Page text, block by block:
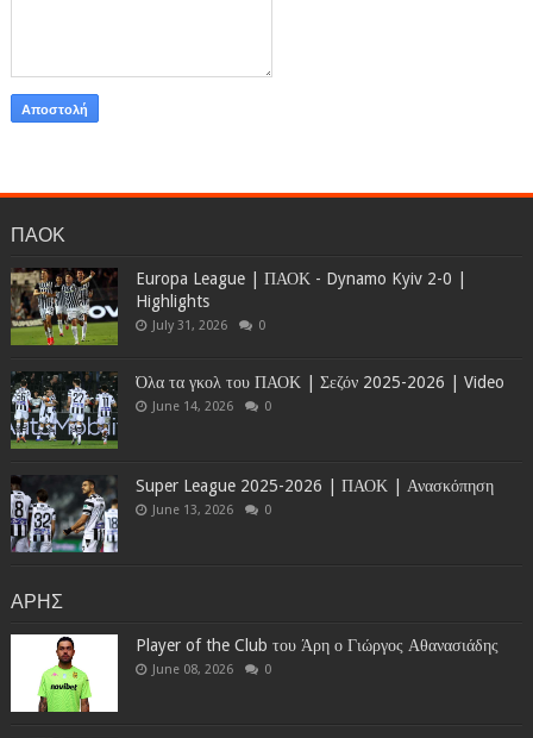
ΠΑΟΚ
Europa League | ΠΑΟΚ - Dynamo Kyiv 2-0 |
Highlights
July 31, 2026 0
Όλα τα γκολ του ΠΑΟΚ | Σεζόν 2025-2026 | Video
June 14, 2026 0
Super League 2025-2026 | ΠΑΟΚ | Ανασκόπηση
June 13, 2026 0
ΑΡΗΣ
Player of the Club του Άρη ο Γιώργος Αθανασιάδης
June 08, 2026 0